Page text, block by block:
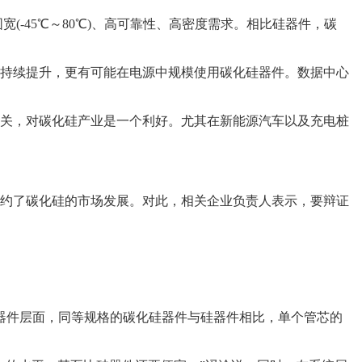
(-45℃～80℃)、高可靠性、高密度需求。相比硅器件，碳
续提升，更有可能在电源中规模使用碳化硅器件。数据中心
，对碳化硅产业是一个利好。尤其在新能源汽车以及充电桩
了碳化硅的市场发展。对此，相关企业负责人表示，要辩证
层面，同等规格的碳化硅器件与硅器件相比，单个管芯的